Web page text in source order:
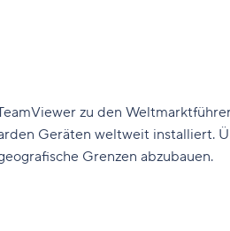
zu den
Geräten weltweit
Grenzen abzubauen.